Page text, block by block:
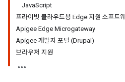
JavaScript
프라이빗 클라우드용 Edge 지원 소프트
Apigee Edge Microgateway
Apigee 개발자 포털 (Drupal)
브라우저 지원